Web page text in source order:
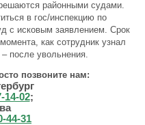
районными судами.
в гос/инспекцию по
с исковым заявлением. Срок
как сотрудник узнал
после увольнения.
позвоните нам:
14-02;
44-31